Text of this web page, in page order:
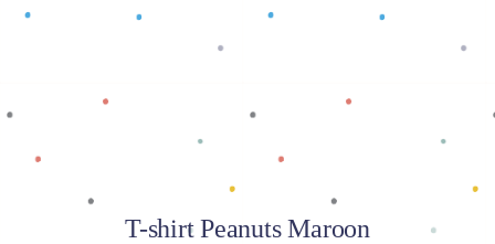
Baca selengkapnya
T-shirt Peanuts Maroon